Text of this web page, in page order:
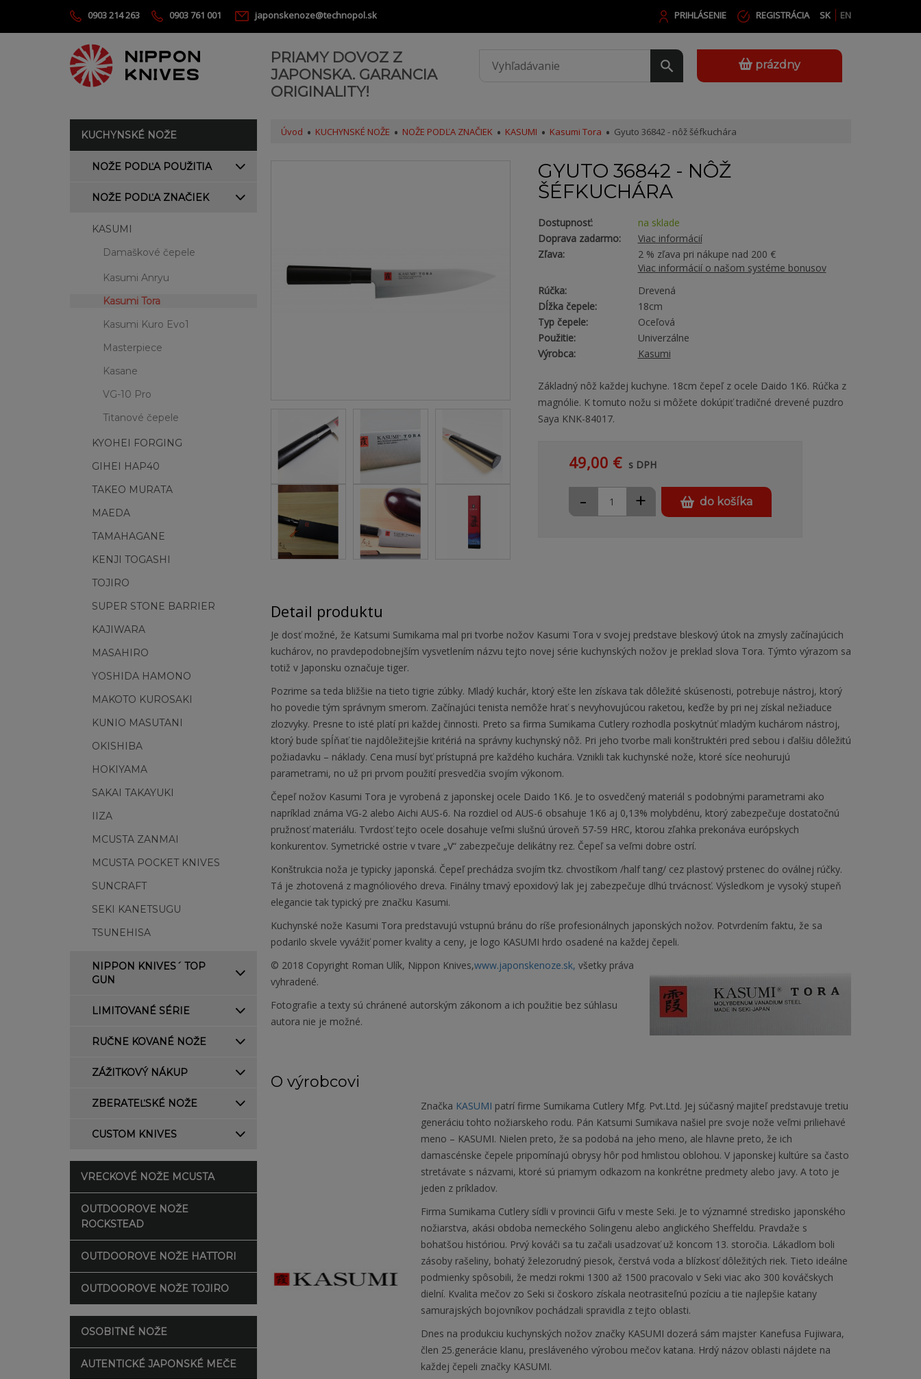
0903 214 263 0903 761 001 japonskenoze@technopol.sk SK EN
PRIHLÁSENIE REGISTRÁCIA
PRIAMY DOVOZ Z
JAPONSKA. GARANCIA
ORIGINALITY!
prázdny
KUCHYNSKÉ NOŽE
NOŽE PODĽA POUŽITIA
NOŽE PODĽA ZNAČIEK
KASUMI
Damaškové čepele
Kasumi Anryu
Kasumi Tora
Kasumi Kuro Evo1
Masterpiece
Kasane
VG-10 Pro
Titanové čepele
KYOHEI FORGING
GIHEI HAP40
TAKEO MURATA
MAEDA
TAMAHAGANE
KENJI TOGASHI
TOJIRO
SUPER STONE BARRIER
KAJIWARA
MASAHIRO
YOSHIDA HAMONO
MAKOTO KUROSAKI
KUNIO MASUTANI
OKISHIBA
HOKIYAMA
SAKAI TAKAYUKI
IIZA
MCUSTA ZANMAI
MCUSTA POCKET KNIVES
SUNCRAFT
SEKI KANETSUGU
TSUNEHISA
NIPPON KNIVES´ TOP
GUN
LIMITOVANÉ SÉRIE
RUČNE KOVANÉ NOŽE
ZÁŽITKOVÝ NÁKUP
ZBERATEĽSKÉ NOŽE
CUSTOM KNIVES
VRECKOVÉ NOŽE MCUSTA
OUTDOOROVE NOŽE
ROCKSTEAD
OUTDOOROVE NOŽE HATTORI
OUTDOOROVE NOŽE TOJIRO
OSOBITNÉ NOŽE
AUTENTICKÉ JAPONSKÉ MEČE
Úvod KUCHYNSKÉ NOŽE NOŽE PODĽA ZNAČIEK KASUMI Kasumi Tora Gyuto 36842 - nôž šéfkuchára
GYUTO 36842 - NÔŽ
ŠÉFKUCHÁRA
Dostupnosť:
na sklade
Doprava zadarmo:
Viac informácií
Zľava:
2 % zľava pri nákupe nad 200 €
Viac informácií o našom systéme bonusov
Rúčka:
Drevená
Dĺžka čepele:
18cm
Typ čepele:
Oceľová
Použitie:
Univerzálne
Výrobca:
Kasumi
Základný nôž každej kuchyne. 18cm čepeľ z ocele Daido 1K6. Rúčka z
magnólie. K tomuto nožu si môžete dokúpiť tradičné drevené puzdro
Saya KNK-84017.
49,00 € s DPH
+
- do košíka
Detail produktu
Je dosť možné, že Katsumi Sumikama mal pri tvorbe nožov Kasumi Tora v svojej predstave bleskový útok na zmysly začínajúcich
kuchárov, no pravdepodobnejším vysvetlením názvu tejto novej série kuchynských nožov je preklad slova Tora. Týmto výrazom sa
totiž v Japonsku označuje tiger.
Pozrime sa teda bližšie na tieto tigrie zúbky. Mladý kuchár, ktorý ešte len získava tak dôležité skúsenosti, potrebuje nástroj, ktorý
ho povedie tým správnym smerom. Začínajúci tenista nemôže hrať s nevyhovujúcou raketou, keďže by pri nej získal nežiaduce
zlozvyky. Presne to isté platí pri každej činnosti. Preto sa firma Sumikama Cutlery rozhodla poskytnúť mladým kuchárom nástroj,
ktorý bude spĺňať tie najdôležitejšie kritériá na správny kuchynský nôž. Pri jeho tvorbe mali konštruktéri pred sebou i ďalšiu dôležitú
požiadavku – náklady. Cena musí byť prístupná pre každého kuchára. Vznikli tak kuchynské nože, ktoré síce neohurujú
parametrami, no už pri prvom použití presvedčia svojím výkonom.
Čepeľ nožov Kasumi Tora je vyrobená z japonskej ocele Daido 1K6. Je to osvedčený materiál s podobnými parametrami ako
napríklad známa VG-2 alebo Aichi AUS-6. Na rozdiel od AUS-6 obsahuje 1K6 aj 0,13% molybdénu, ktorý zabezpečuje dostatočnú
pružnosť materiálu. Tvrdosť tejto ocele dosahuje veľmi slušnú úroveň 57-59 HRC, ktorou zľahka prekonáva európskych
konkurentov. Symetrické ostrie v tvare „V“ zabezpečuje delikátny rez. Čepeľ sa veľmi dobre ostrí.
Konštrukcia noža je typicky japonská. Čepeľ prechádza svojím tkz. chvostíkom /half tang/ cez plastový prstenec do oválnej rúčky.
Tá je zhotovená z magnóliového dreva. Finálny tmavý epoxidový lak jej zabezpečuje dlhú trvácnosť. Výsledkom je vysoký stupeň
elegancie tak typický pre značku Kasumi.
Kuchynské nože Kasumi Tora predstavujú vstupnú bránu do ríše profesionálnych japonských nožov. Potvrdením faktu, že sa
podarilo skvele vyvážiť pomer kvality a ceny, je logo KASUMI hrdo osadené na každej čepeli.
© 2018 Copyright Roman Ulík, Nippon Knives,www.japonskenoze.sk, všetky práva
vyhradené.
Fotografie a texty sú chránené autorským zákonom a ich použitie bez súhlasu
autora nie je možné.
O výrobcovi
Značka KASUMI patrí firme Sumikama Cutlery Mfg. Pvt.Ltd. Jej súčasný majiteľ predstavuje tretiu
generáciu tohto nožiarskeho rodu. Pán Katsumi Sumikava našiel pre svoje nože veľmi priliehavé
meno – KASUMI. Nielen preto, že sa podobá na jeho meno, ale hlavne preto, že ich
damascénske čepele pripomínajú obrysy hôr pod hmlistou oblohou. V japonskej kultúre sa často
stretávate s názvami, ktoré sú priamym odkazom na konkrétne predmety alebo javy. A toto je
jeden z príkladov.
Firma Sumikama Cutlery sídli v provincii Gifu v meste Seki. Je to významné stredisko japonského
nožiarstva, akási obdoba nemeckého Solingenu alebo anglického Sheffeldu. Pravdaže s
bohatšou históriou. Prvý kováči sa tu začali usadzovať už koncom 13. storočia. Lákadlom boli
zásoby rašeliny, bohatý železorudný piesok, čerstvá voda a blízkosť dôležitých riek. Tieto ideálne
podmienky spôsobili, že medzi rokmi 1300 až 1500 pracovalo v Seki viac ako 300 kováčskych
dielní. Kvalita mečov zo Seki si čoskoro získala neotrasiteľnú pozíciu a tie najlepšie katany
samurajských bojovníkov pochádzali spravidla z tejto oblasti.
Dnes na produkciu kuchynských nožov značky KASUMI dozerá sám majster Kanefusa Fujiwara,
člen 25.generácie klanu, presláveného výrobou mečov katana. Hrdý názov oblasti nájdete na
každej čepeli značky KASUMI.